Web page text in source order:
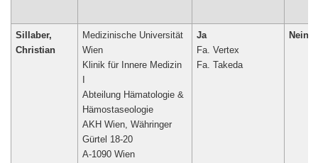
Sillaber,
Christian
Medizinische Universität
Wien
Klinik für Innere Medizin
Abteilung Hämatologie &
Hämostaseologie
AKH Wien, Währinger
Gürtel 18-20
A-1090 Wien
Ja
Fa. Vertex
Fa. Takeda
Nein